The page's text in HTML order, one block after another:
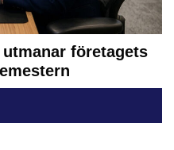
företagets